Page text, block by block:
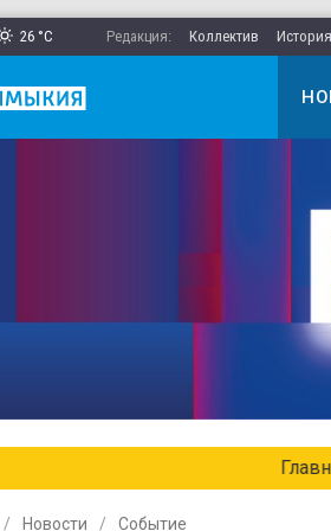
26 °C Редакция: Коллектив История
Главные новости Калмыкии в
Новости Событие